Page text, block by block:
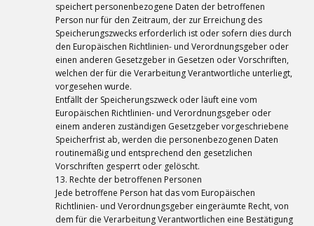
speichert personenbezogene Daten der betroffenen
Person nur für den Zeitraum, der zur Erreichung des
Speicherungszwecks erforderlich ist oder sofern dies durch
den Europäischen Richtlinien- und Verordnungsgeber oder
einen anderen Gesetzgeber in Gesetzen oder Vorschriften,
welchen der für die Verarbeitung Verantwortliche unterliegt,
vorgesehen wurde.
Entfällt der Speicherungszweck oder läuft eine vom
Europäischen Richtlinien- und Verordnungsgeber oder
einem anderen zuständigen Gesetzgeber vorgeschriebene
Speicherfrist ab, werden die personenbezogenen Daten
routinemäßig und entsprechend den gesetzlichen
Vorschriften gesperrt oder gelöscht.
13. Rechte der betroffenen Personen
Jede betroffene Person hat das vom Europäischen
Richtlinien- und Verordnungsgeber eingeräumte Recht, von
dem für die Verarbeitung Verantwortlichen eine Bestätigung